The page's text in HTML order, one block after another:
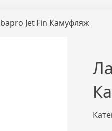
Jet Fin Камуфляж